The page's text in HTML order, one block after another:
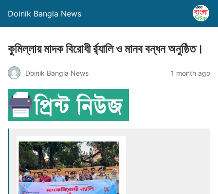
Doinik Bangla News
কুমিল্লায় মাদক বিরোধী র্র্যালি ও মানব বন্ধন অনুষ্ঠিত।
Doinik Bangla News 1 month ago